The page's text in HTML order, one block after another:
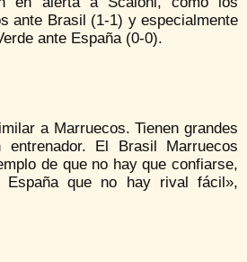
ante Brasil (1-1) y especialmente
ante España (0-0).
a Marruecos. Tienen grandes
El Brasil Marruecos
de que no hay que confiarse,
que no hay rival fácil»,